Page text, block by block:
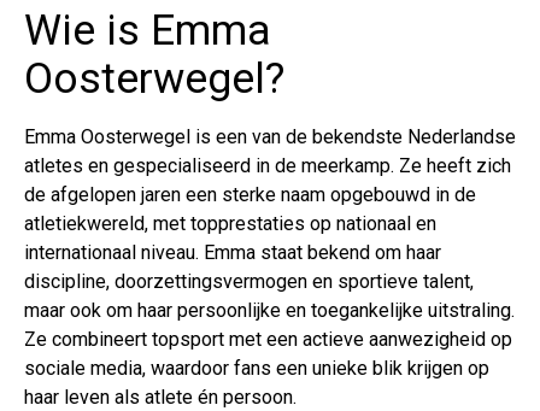
Wie is Emma
Oosterwegel?
Emma Oosterwegel is een van de bekendste Nederlandse
atletes en gespecialiseerd in de meerkamp. Ze heeft zich
de afgelopen jaren een sterke naam opgebouwd in de
atletiekwereld, met topprestaties op nationaal en
internationaal niveau. Emma staat bekend om haar
discipline, doorzettingsvermogen en sportieve talent,
maar ook om haar persoonlijke en toegankelijke uitstraling.
Ze combineert topsport met een actieve aanwezigheid op
sociale media, waardoor fans een unieke blik krijgen op
haar leven als atlete én persoon.